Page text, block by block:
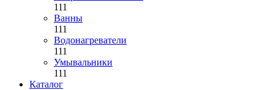
111
Ванны
111
Водонагреватели
111
Умывальники
111
Каталог